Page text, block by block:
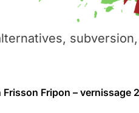
– Ŝtono, un livre réalisé par
contre l’A412 à
Fripon – vernissage